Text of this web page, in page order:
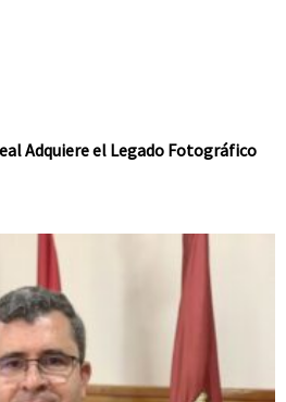
Adquiere el Legado Fotográfico